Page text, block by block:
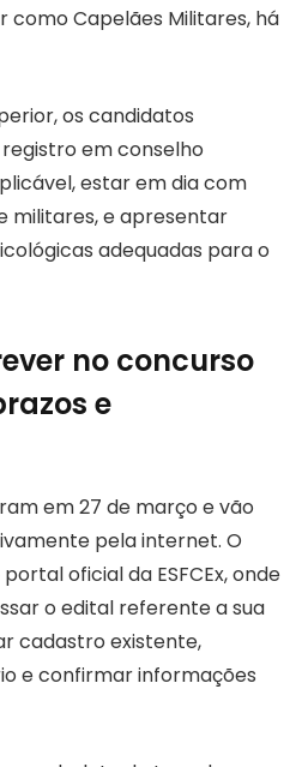
como Capelães Militares, há
os candidatos
em conselho
estar em dia com
militares, e apresentar
adequadas para o
no concurso
e
em 27 de março e vão
pela internet. O
oficial da ESFCEx, onde
o edital referente a sua
cadastro existente,
e confirmar informações